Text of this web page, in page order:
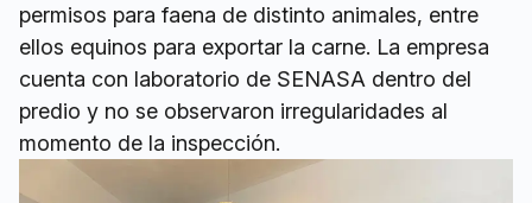
permisos para faena de distinto animales, entre
ellos equinos para exportar la carne. La empresa
cuenta con laboratorio de SENASA dentro del
predio y no se observaron irregularidades al
momento de la inspección.